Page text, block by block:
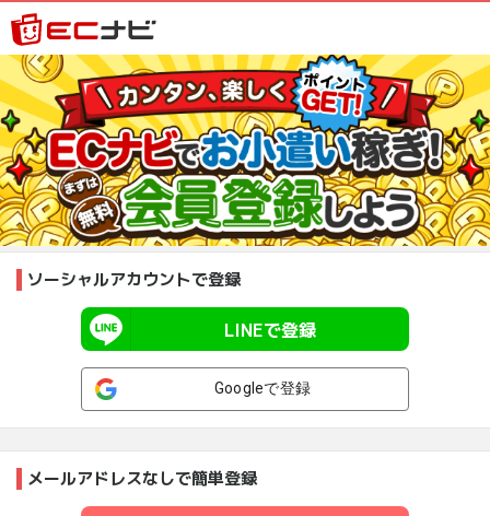
ソーシャルアカウントで登録
LINEで登録
Googleで登録
メールアドレスなしで簡単登録